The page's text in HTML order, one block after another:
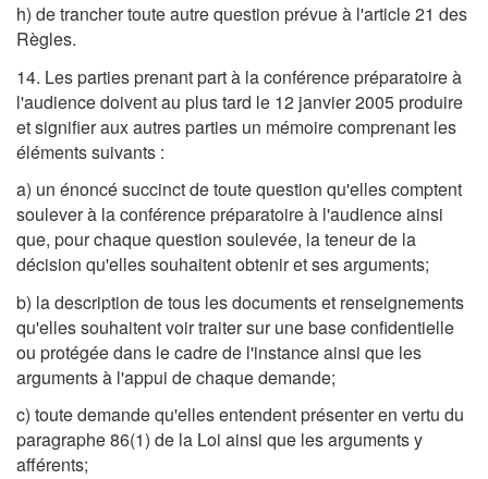
h) de trancher toute autre question prévue à l'article 21 des
Règles.
14. Les parties prenant part à la conférence préparatoire à
l'audience doivent au plus tard le 12 janvier 2005 produire
et signifier aux autres parties un mémoire comprenant les
éléments suivants :
a) un énoncé succinct de toute question qu'elles comptent
soulever à la conférence préparatoire à l'audience ainsi
que, pour chaque question soulevée, la teneur de la
décision qu'elles souhaitent obtenir et ses arguments;
b) la description de tous les documents et renseignements
qu'elles souhaitent voir traiter sur une base confidentielle
ou protégée dans le cadre de l'instance ainsi que les
arguments à l'appui de chaque demande;
c) toute demande qu'elles entendent présenter en vertu du
paragraphe 86(1) de la Loi ainsi que les arguments y
afférents;